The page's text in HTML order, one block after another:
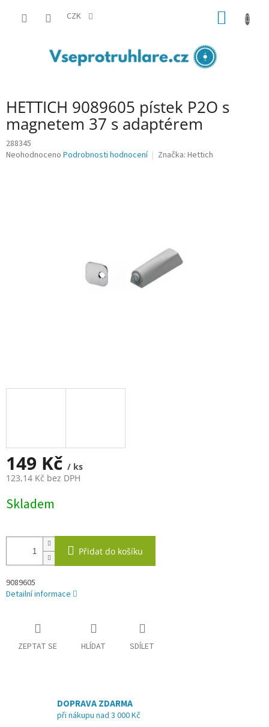
CZK
HETTICH 9089605 pístek P2O s
magnetem 37 s adaptérem
288345
Průměrné
Neohodnoceno Podrobnosti hodnocení Značka: Hettich
149 Kč / ks
123,14 Kč bez DPH
cena:
Skladem
Přidat do košíku
9089605
Detailní informace
ZEPTAT SE HLÍDAT SDÍLET
DOPRAVA ZDARMA
při nákupu nad 3 000 Kč